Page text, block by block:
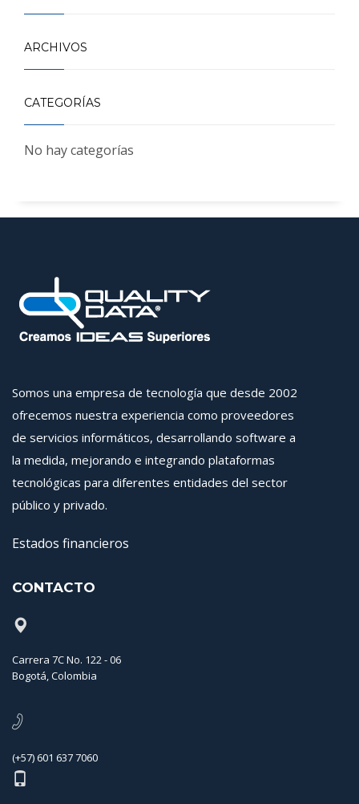
ARCHIVOS
CATEGORÍAS
No hay categorías
Somos una empresa de tecnología que desde 2002
ofrecemos nuestra experiencia como proveedores
de servicios informáticos, desarrollando software a
la medida, mejorando e integrando plataformas
tecnológicas para diferentes entidades del sector
público y privado.
Estados financieros
CONTACTO
Carrera 7C No. 122 - 06
Bogotá, Colombia
(+57) 601 637 7060